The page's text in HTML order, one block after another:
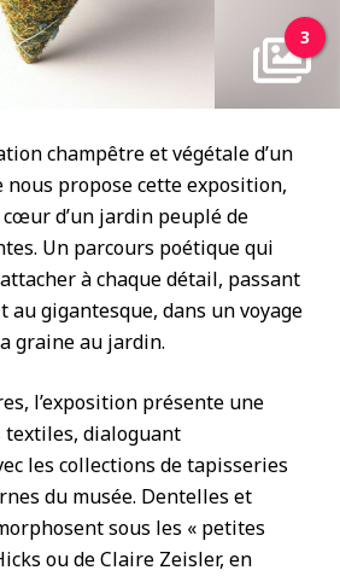
3
champêtre et végétale d’un
nous propose cette exposition,
d’un jardin peuplé de
Un parcours poétique qui
à chaque détail, passant
au gigantesque, dans un voyage
graine au jardin.
l’exposition présente une
textiles, dialoguant
les collections de tapisseries
du musée. Dentelles et
sous les « petites
ou de Claire Zeisler, en